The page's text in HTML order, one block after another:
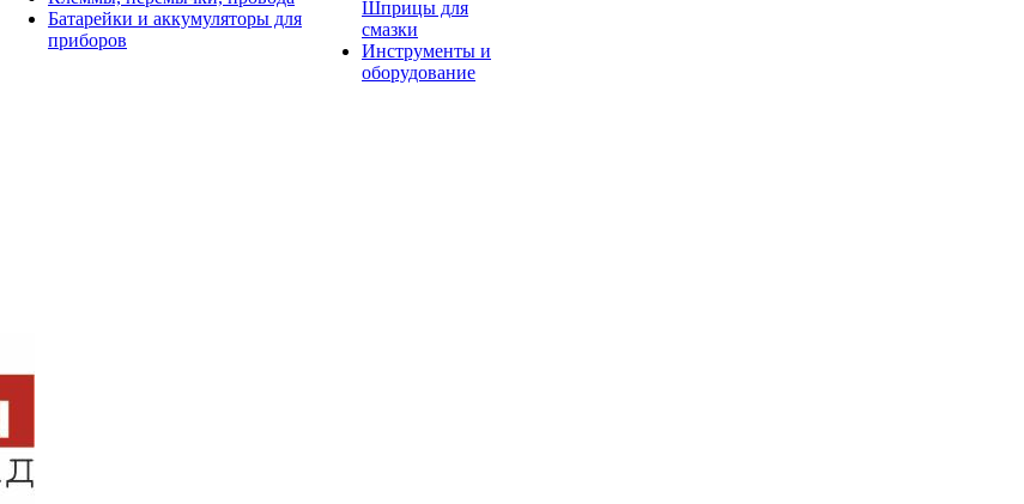
Батарейки и аккумуляторы для
приборов
Шприцы для
смазки
Инструменты и
оборудование